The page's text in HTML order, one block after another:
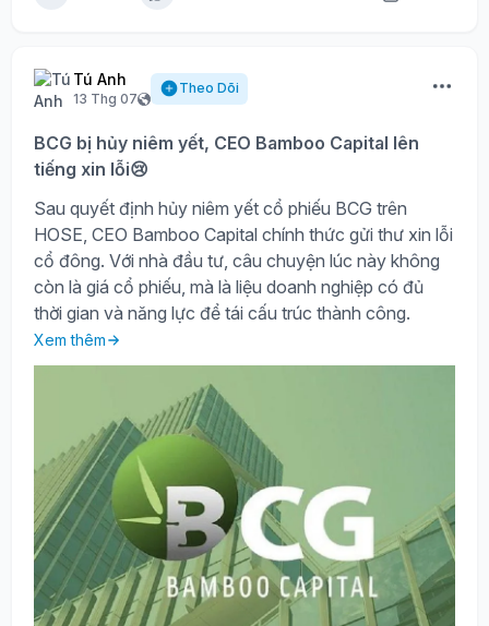
Tú Anh
13 Thg 07
Theo Dõi
BCG bị hủy niêm yết, CEO Bamboo Capital lên
tiếng xin lỗi😢
Sau quyết định hủy niêm yết cổ phiếu BCG trên
HOSE, CEO Bamboo Capital chính thức gửi thư xin lỗi
cổ đông. Với nhà đầu tư, câu chuyện lúc này không
còn là giá cổ phiếu, mà là liệu doanh nghiệp có đủ
thời gian và năng lực để tái cấu trúc thành công.
Xem thêm